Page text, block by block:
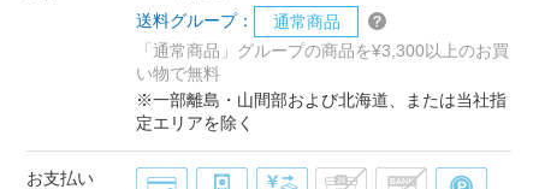
送料グループ：
通常商品
「通常商品」グループの商品を¥3,300以上のお買
い物で無料
※一部離島・山間部および北海道、または当社指
定エリアを除く
お支払い